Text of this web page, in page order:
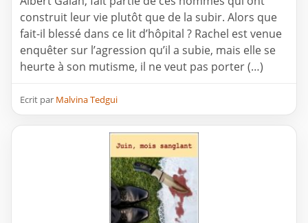
construit leur vie plutôt que de la subir. Alors que
fait-il blessé dans ce lit d’hôpital ? Rachel est venue
enquêter sur l’agression qu’il a subie, mais elle se
heurte à son mutisme, il ne veut pas porter (…)
Ecrit par Malvina Tedgui